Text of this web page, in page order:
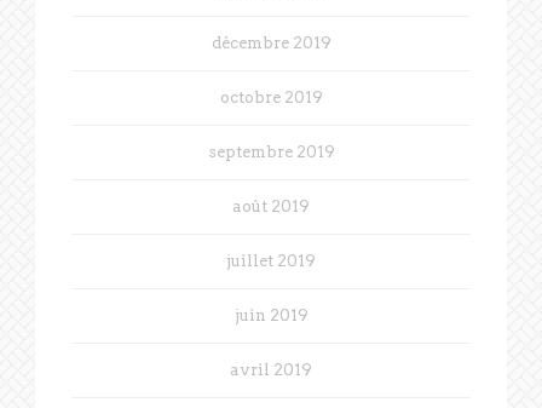
décembre 2019
octobre 2019
septembre 2019
août 2019
juillet 2019
juin 2019
avril 2019